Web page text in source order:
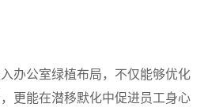
办公室绿植布局，不仅能够优化
更能在潜移默化中促进员工身心